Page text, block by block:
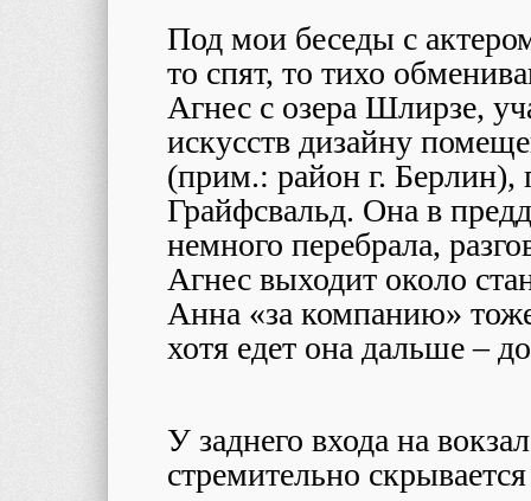
Под мои беседы с
то спят, то тихо
Агнес с озера Шлирзе,
искусств дизайну
(прим.: район г. Берлин),
Грайфсвальд. Она в
немного перебрала,
Агнес выходит около
Анна «за компанию»
хотя едет она дальше –
У заднего входа на
стремительно